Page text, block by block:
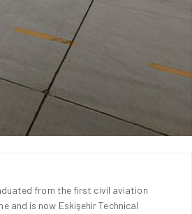
from the first civil aviation
and is now Eskişehir Technical